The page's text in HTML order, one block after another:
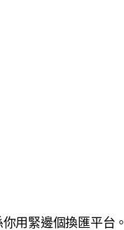
用緊邊個換匯平台。